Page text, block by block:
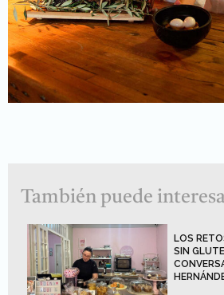
También puede
LOS
SIN